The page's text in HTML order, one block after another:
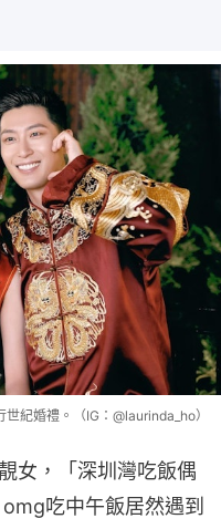
紀婚禮。（IG：@laurinda_ho）
女，「深圳灣吃飯偶
吃中午飯居然遇到